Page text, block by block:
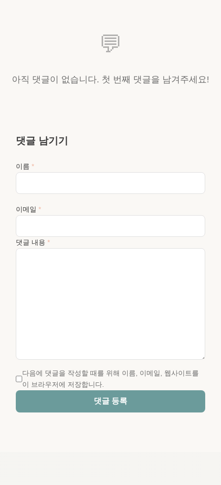
💬
아직 댓글이 없습니다. 첫 번째 댓글을 남겨주세요!
댓글 남기기
이름 *
이메일 *
댓글 내용 *
다음에 댓글을 작성할 때를 위해 이름, 이메일, 웹사이트를
이 브라우저에 저장합니다.
댓글 등록